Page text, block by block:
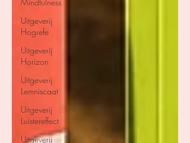
Uitgeverij
Hogrefe
Uitgeverij
Horizon
Uitgeverij
Lemniscaat
Uitgeverij
Luistereffect
Uitgeverij